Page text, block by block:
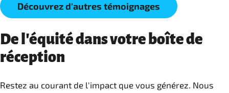
Découvrez d'autres témoignages
De l'équité dans votre boîte de
réception
Restez au courant de l'impact que vous générez. Nous